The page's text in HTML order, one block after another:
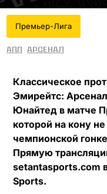
Премьер-Лига
АПЛ Арсенал
Классическое
Эмирейтс:
Юнайтед в матче
которой на кону
чемпионской
Прямую
setantasports.com
Sports.